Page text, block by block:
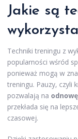
Jakie są
Techniki treningu z
popularności wśród
ponieważ mogą w
treningu. Pauzy, czyli
pozwalają na
przekłada się na
czasowej.